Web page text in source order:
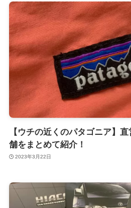
【ウチの近くのパタゴニア】
舗をまとめて紹介！
2023年3月22日